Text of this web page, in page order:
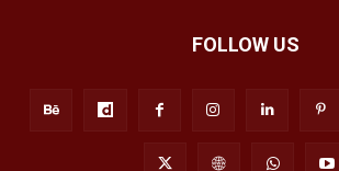
FOLLOW US